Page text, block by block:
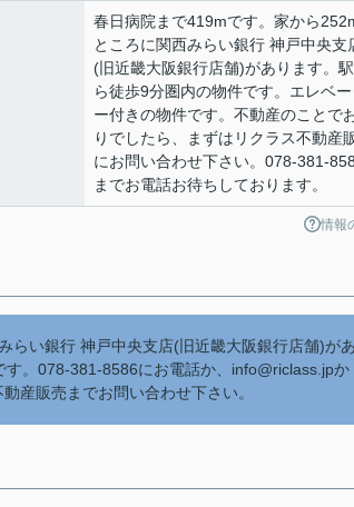
春日病院まで419mです。家から
ところに関西みらい銀行 神戸中央支
(旧近畿大阪銀行店舗)があります。
ら徒歩9分圏内の物件です。エレベ
ー付きの物件です。不動産のことで
りでしたら、まずはリクラス不動産
にお問い合わせ下さい。078-381-
までお電話お待ちしております。
情報
らい銀行 神戸中央支店(旧近畿大阪銀行店舗)が
。078-381-8586にお電話か、info@riclass.jpか
産販売までお問い合わせ下さい。